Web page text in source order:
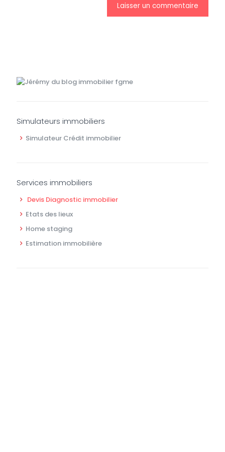
Simulateurs immobiliers
Simulateur Crédit immobilier
Services immobiliers
Devis Diagnostic immobilier
Etats des lieux
Home staging
Estimation immobilière